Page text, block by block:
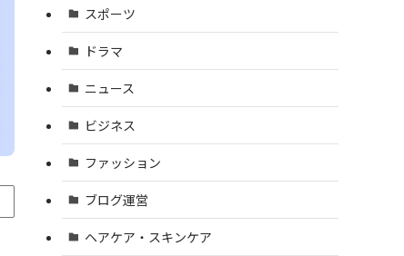
スポーツ
ドラマ
ニュース
ビジネス
ファッション
ブログ運営
ヘアケア・スキンケア